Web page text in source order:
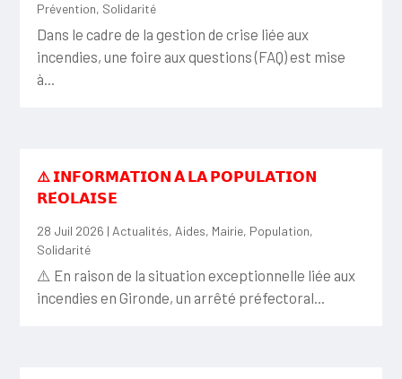
Prévention, Solidarité
Dans le cadre de la gestion de crise liée aux
incendies, une foire aux questions (FAQ) est mise
à...
⚠️ 𝗜𝗡𝗙𝗢𝗥𝗠𝗔𝗧𝗜𝗢𝗡 𝗔̀ 𝗟𝗔 𝗣𝗢𝗣𝗨𝗟𝗔𝗧𝗜𝗢𝗡
𝗥𝗘́𝗢𝗟𝗔𝗜𝗦𝗘
28 Juil 2026 | Actualités, Aides, Mairie, Population,
Solidarité
⚠️ En raison de la situation exceptionnelle liée aux
incendies en Gironde, un arrêté préfectoral...